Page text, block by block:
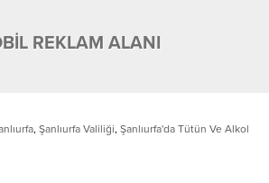
REKLAM ALANI
, Şanlıurfa Valiliği, Şanlıurfa'da Tütün Ve Alkol